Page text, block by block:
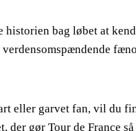
bag løbet at
eller garvet fan, vil du
der gør Tour de France